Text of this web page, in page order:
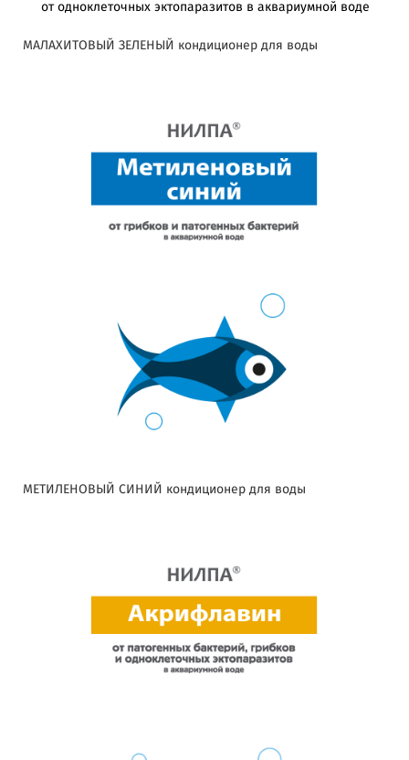
от одноклеточных эктопаразитов в аквариумной воде
МАЛАХИТОВЫЙ ЗЕЛЕНЫЙ кондиционер для воды
МЕТИЛЕНОВЫЙ СИНИЙ кондиционер для воды